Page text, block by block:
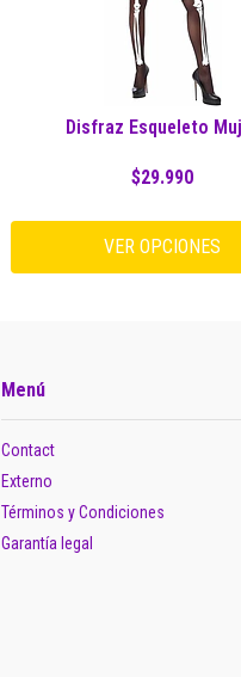
Disfraz Esqueleto
$29.990
VER OPCIONES
Menú
Contact
Externo
Términos y Condiciones
Garantía legal